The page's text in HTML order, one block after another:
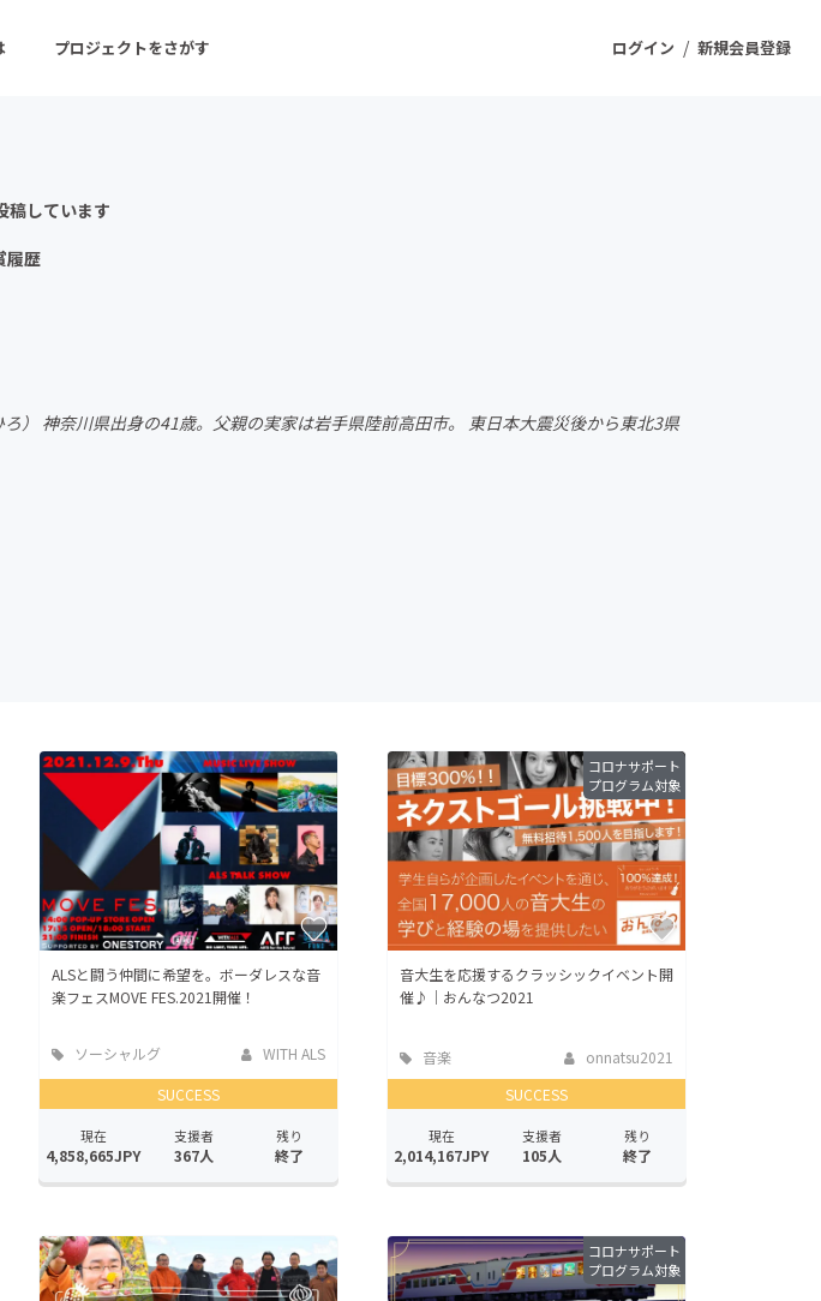
ログイン / 新規会員登録
プロジェクトをさがす
クト 募集終了が近いプロジェクト
ビューティー・ヘルスケア
ソーシャルグッド
稿しています
履歴
ろ） 神奈川県出身の41歳。父親の実家は岩手県陸前高田市。 東日本大震災後から東北3県
ALSと闘う仲間に希望を。ボーダレスな音
楽フェスMOVE FES.2021開催！
ソーシャルグ
ッド
WITH ALS
SUCCESS
現在
4,858,665JPY
支援者
367人
残り
終了
コロナサポート
プログラム対象
音大生を応援するクラッシックイベント開
催♪｜おんなつ2021
音楽
onnatsu2021
SUCCESS
現在
2,014,167JPY
支援者
105人
残り
終了
コロナサポート
プログラム対象